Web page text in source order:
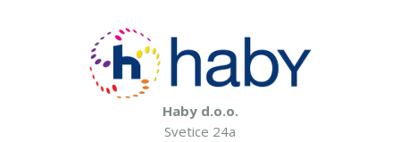
Haby d.o.o.
Svetice 24a